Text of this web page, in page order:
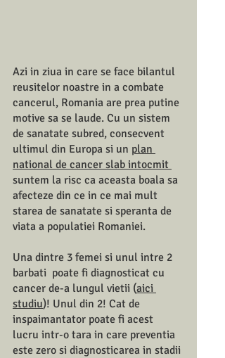
Azi in ziua in care se face bilantul
reusitelor noastre in a combate
cancerul, Romania are prea putine
motive sa se laude. Cu un sistem
de sanatate subred, consecvent
ultimul din Europa si un plan
national de cancer slab intocmit
suntem la risc ca aceasta boala sa
afecteze din ce in ce mai mult
starea de sanatate si speranta de
viata a populatiei Romaniei.
Una dintre 3 femei si unul intre 2
barbati  poate fi diagnosticat cu
cancer de-a lungul vietii (aici
studiu)! Unul din 2! Cat de
inspaimantator poate fi acest
lucru intr-o tara in care preventia
este zero si diagnosticarea in stadii